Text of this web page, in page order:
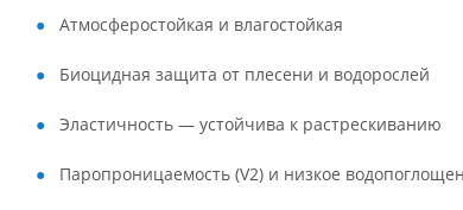
Атмосферостойкая и влагостойкая
Биоцидная защита от плесени и водорослей
Эластичность — устойчива к растрескиванию
Паропроницаемость (V2) и низкое